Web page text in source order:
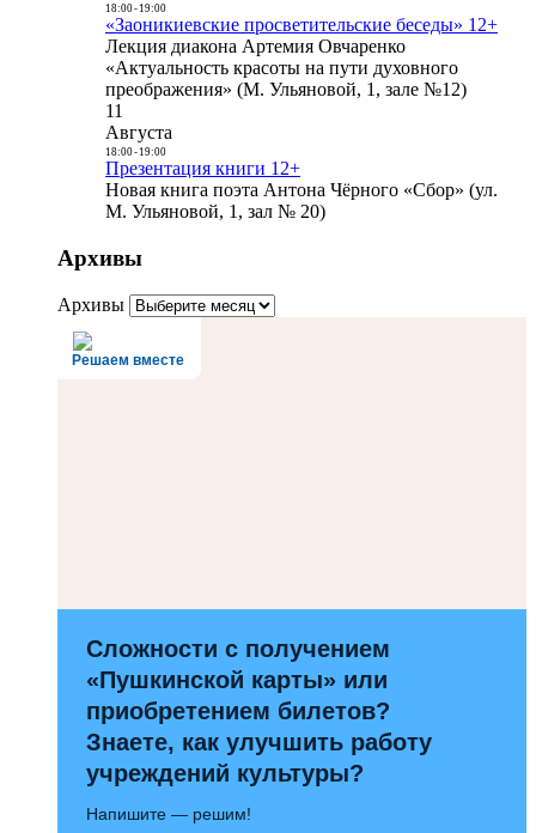
18:00- 19:00
«Заоникиевские просветительские беседы» 12+
Лекция диакона Артемия Овчаренко
«Актуальность красоты на пути духовного
преображения» (М. Ульяновой, 1, зале №12)
11
Августа
18:00- 19:00
Презентация книги 12+
Новая книга поэта Антона Чёрного «Сбор» (ул.
М. Ульяновой, 1, зал № 20)
Архивы
Архивы
Решаем вместе
Сложности с получением
«Пушкинской карты» или
приобретением билетов?
Знаете, как улучшить работу
учреждений культуры?
Напишите — решим!